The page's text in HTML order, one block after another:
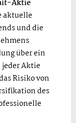
Aktie
aktuelle
und die
über ein
Aktie
Risiko von
des